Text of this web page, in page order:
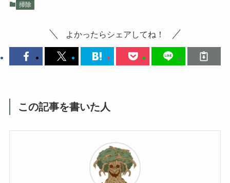
掃除
よかったらシェアしてね！
この記事を書いた人